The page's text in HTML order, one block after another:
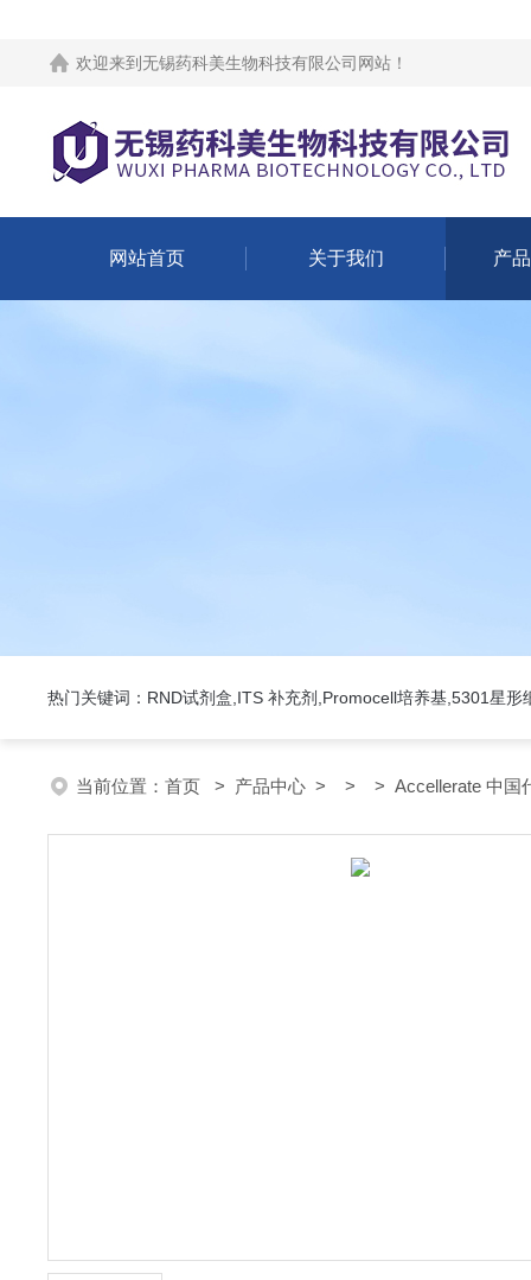
欢迎来到 无锡药科美生物科技有限公司网站 ！
网站首页 关于我们 产
热门关键词：RND试剂盒,ITS 补充剂,Promocell培养基,5301星形
当前位置： 首页 > 产品中心 > > > Accellerate 中国